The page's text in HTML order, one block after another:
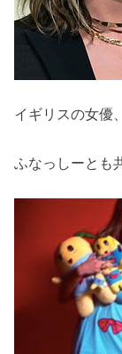
イギリスの女優
ふなっしーとも